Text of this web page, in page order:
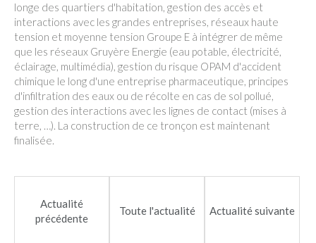
longe des quartiers d'habitation, gestion des accès et
interactions avec les grandes entreprises, réseaux haute
tension et moyenne tension Groupe E à intégrer de même
que les réseaux Gruyère Energie (eau potable, électricité,
éclairage, multimédia), gestion du risque OPAM d'accident
chimique le long d'une entreprise pharmaceutique, principes
d'infiltration des eaux ou de récolte en cas de sol pollué,
gestion des interactions avec les lignes de contact (mises à
terre, …). La construction de ce tronçon est maintenant
finalisée.
Actualité
précédente
Toute l'actualité Actualité suivante